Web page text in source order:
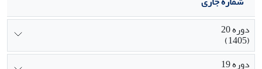
دوره 20
(1405)
دوره 19